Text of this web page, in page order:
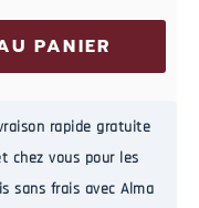
PANIER
rapide gratuite
chez vous pour les
sans frais avec Alma